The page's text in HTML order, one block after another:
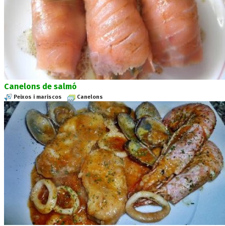
Canelons de salmó
Peixos i mariscos Canelons